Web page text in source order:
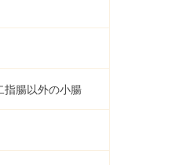
指腸以外の小腸